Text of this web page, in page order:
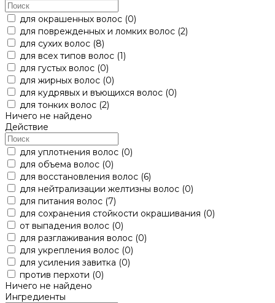
для окрашенных волос (0)
для поврежденных и ломких волос (2)
для сухих волос (8)
для всех типов волос (1)
для густых волос (0)
для жирных волос (0)
для кудрявых и въющихся волос (0)
для тонких волос (2)
Ничего не найдено
Действие
для уплотнения волос (0)
для объема волос (0)
для восстановления волос (6)
для нейтрализации желтизны волос (0)
для питания волос (7)
для сохранения стойкости окрашивания (0)
от выпадения волос (0)
для разглаживания волос (0)
для укрепления волос (0)
для усиления завитка (0)
против перхоти (0)
Ничего не найдено
Ингредиенты